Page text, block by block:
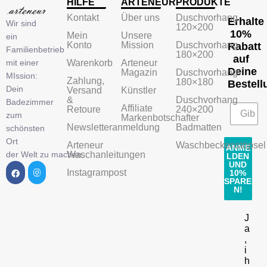
Wir sind
ein
Familienbetrieb
mit einer
MIssion:
Dein
Badezimmer
zum
schönsten
Ort
der Welt zu machen.
HILFE
Kontakt
Mein
Konto
Warenkorb
Zahlung,
Versand
&
Retoure
Newsletteranmeldung
Arteneur
Waschanleitungen
Instagrampost
ARTENEUR
Über uns
Unsere
Mission
Arteneur
Magazin
Künstler
Affiliate
Markenbotschafter
PRODUKTE
Duschvorhang
120×200
Duschvorhang
180×200
Duschvorhang
180×180
Duschvorhang
240×200
Badmatten
Waschbeckenstöpsel
Erhalte
10%
Rabatt
auf
Deine
ANME
LDEN
UND
10%
SPARE
N!
J
a
,
i
h